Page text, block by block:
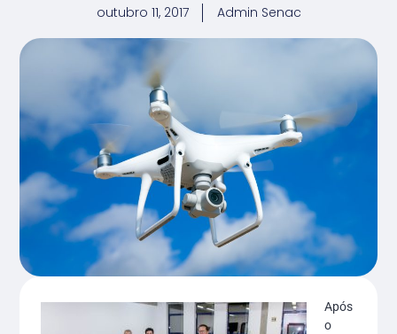
outubro 11, 2017 Admin Senac
Após
o